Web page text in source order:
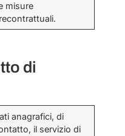
misure
di
anagrafici, di
il servizio di